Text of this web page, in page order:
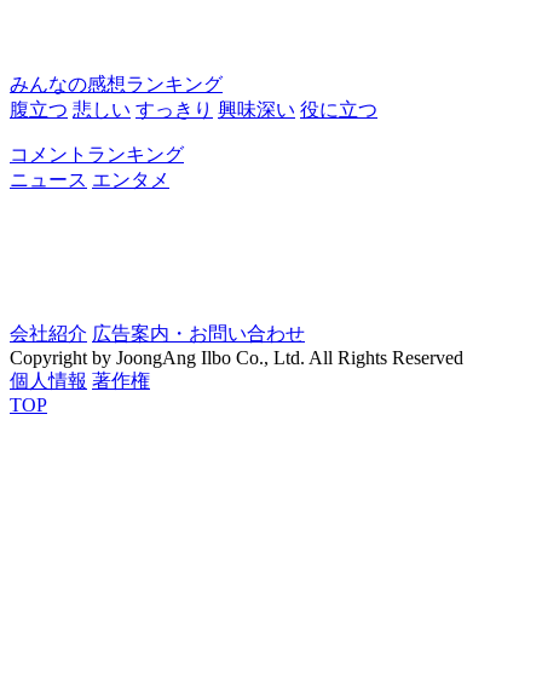
みんなの感想ランキング
腹立つ 悲しい すっきり 興味深い 役に立つ
コメントランキング
ニュース エンタメ
会社紹介 広告案内・お問い合わせ
Copyright by JoongAng Ilbo Co., Ltd. All Rights Reserved
個人情報 著作権
TOP